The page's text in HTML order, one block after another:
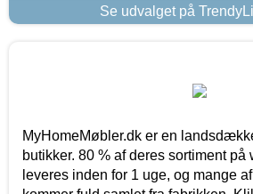
Se udvalget på
MyHomeMøbler.dk er en
butikker. 80 % af deres sortiment på
leveres inden for 1 uge, og mange